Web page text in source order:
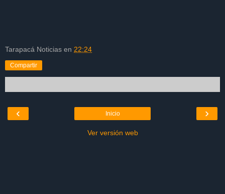
Tarapacá Noticias en 22:24
Compartir
‹ ›
Inicio
Ver versión web